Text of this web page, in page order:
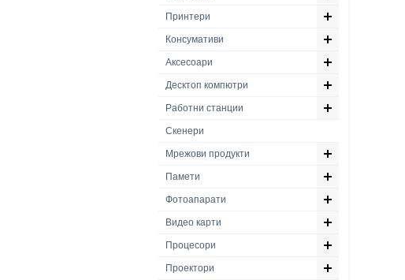
Принтери
Консумативи
Аксесоари
Десктоп компютри
Работни станции
Скенери
Мрежови продукти
Памети
Фотоапарати
Видео карти
Процесори
Проектори